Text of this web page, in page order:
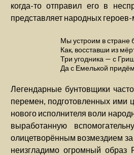
когда-то отправил его в
представляет народных
Мы устроим в стране
Как, восставши из
Три угодника — с
Да с Емелькой
Легендарные бунтовщики
перемен, подготовленных ими
нового исполнителя воли
выработанную
олицетворённым возмездием
неизгладимо огромный образ